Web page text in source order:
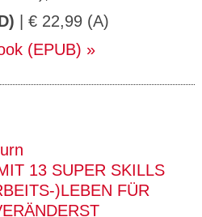
| € 22,99 (A)
(EPUB)
13 SUPER SKILLS
)LEBEN FÜR